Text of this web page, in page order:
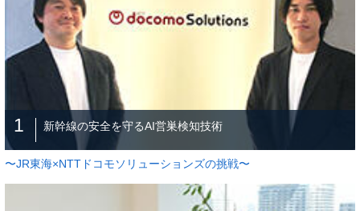
1 新幹線の安全を守るAI営巣検知技術
〜JR東海×NTTドコモソリューションズの挑戦〜